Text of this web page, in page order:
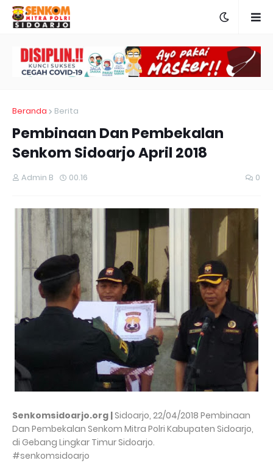
Beranda Berita
Pembinaan Dan Pembekalan
Senkom Sidoarjo April 2018
Admin B 00.16 0
Senkomsidoarjo.org |Sidoarjo, 22/04/2018 Pembinaan
Dan Pembekalan Senkom Mitra Polri Kabupaten Sidoarjo,
di Gebang Lingkar Timur Sidoarjo.
#senkomsidoarjo